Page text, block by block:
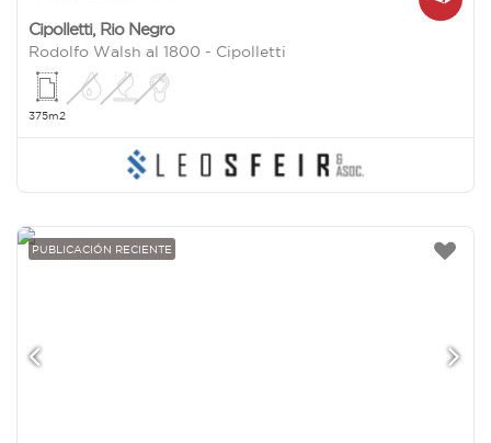
Cipolletti, Rio Negro
Rodolfo Walsh al 1800 - Cipolletti
375m2
PUBLICACIÓN RECIENTE